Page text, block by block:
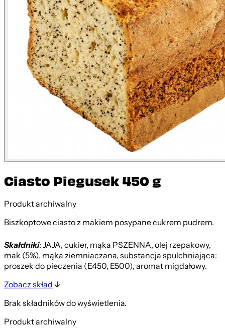
Ciasto Piegusek 450 g
Produkt archiwalny
Biszkoptowe ciasto z makiem posypane cukrem pudrem.
Skałdniki: JAJA, cukier, mąka PSZENNA, olej rzepakowy,
mak (5%), mąka ziemniaczana, substancja spulchniająca:
proszek do pieczenia (E450, E500), aromat migdałowy.
Zobacz skład
Brak składników do wyświetlenia.
Produkt archiwalny